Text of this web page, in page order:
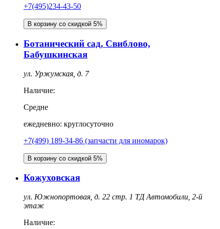
+7(495)234-43-50
В корзину со скидкой 5%
Ботанический сад, Свиблово,
Бабушкинская
ул. Уржумская, д. 7
Наличие:
Средне
ежедневно: круглосуточно
+7(499) 189-34-86 (запчасти для иномарок)
В корзину со скидкой 5%
Кожуховская
ул. Южнопортовая, д. 22 стр. 1 ТД Автомобили, 2-й
этаж
Наличие: